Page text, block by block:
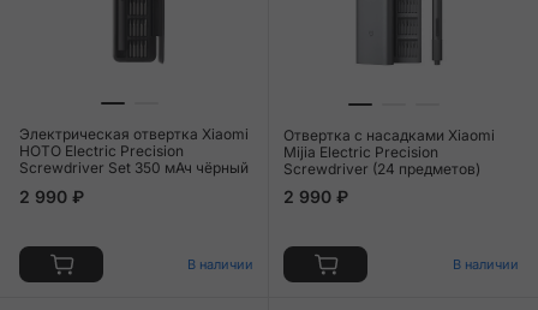
Электрическая отвертка Xiaomi
HOTO Electric Precision
Screwdriver Set 350 мАч чёрный
2 990 ₽
В наличии
Отвертка с насадками Xiaomi
Mijia Electric Precision
Screwdriver (24 предметов)
2 990 ₽
В наличии